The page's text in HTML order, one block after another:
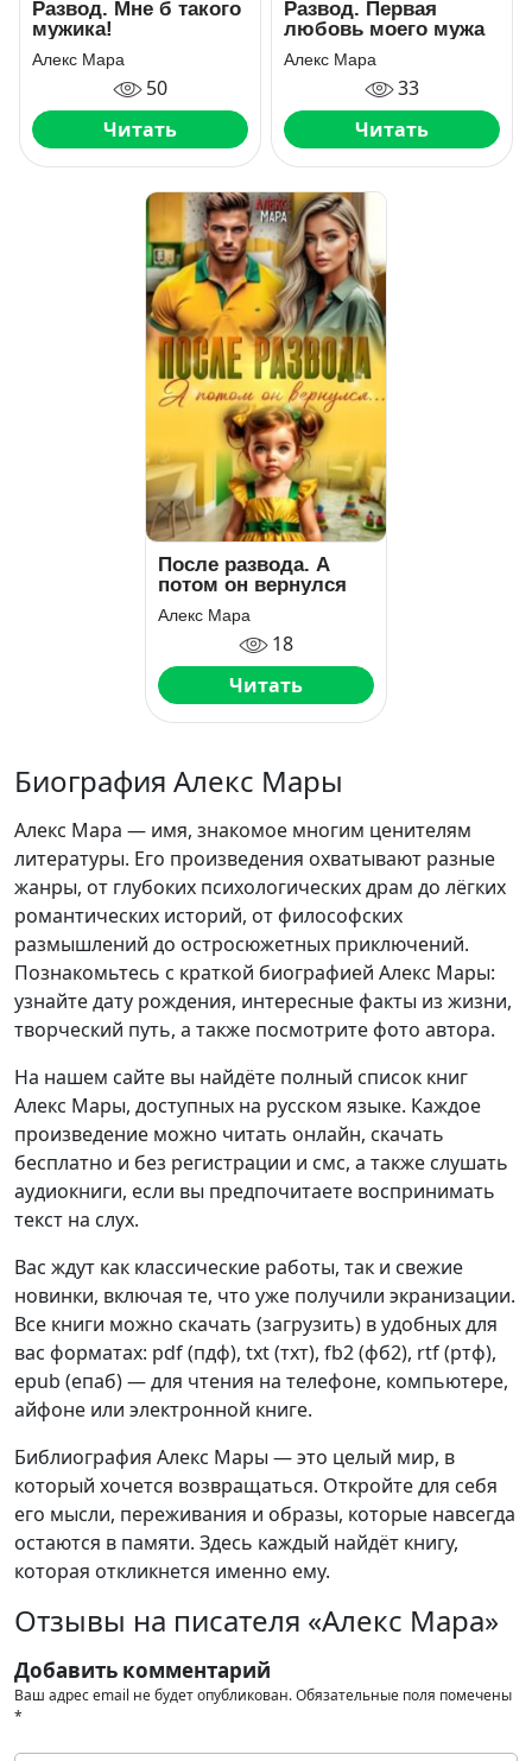
Развод. Мне б такого
мужика!
Алекс Мара
50
Читать
Развод. Первая
любовь моего мужа
Алекс Мара
33
Читать
После развода. А
потом он вернулся
Алекс Мара
18
Читать
Биография Алекс Мары
Алекс Мара — имя, знакомое многим ценителям
литературы. Его произведения охватывают разные
жанры, от глубоких психологических драм до лёгких
романтических историй, от философских
размышлений до остросюжетных приключений.
Познакомьтесь с краткой биографией Алекс Мары:
узнайте дату рождения, интересные факты из жизни,
творческий путь, а также посмотрите фото автора.
На нашем сайте вы найдёте полный список книг
Алекс Мары, доступных на русском языке. Каждое
произведение можно читать онлайн, скачать
бесплатно и без регистрации и смс, а также слушать
аудиокниги, если вы предпочитаете воспринимать
текст на слух.
Вас ждут как классические работы, так и свежие
новинки, включая те, что уже получили экранизации.
Все книги можно скачать (загрузить) в удобных для
вас форматах: pdf (пдф), txt (тхт), fb2 (фб2), rtf (ртф),
epub (епаб) — для чтения на телефоне, компьютере,
айфоне или электронной книге.
Библиография Алекс Мары — это целый мир, в
который хочется возвращаться. Откройте для себя
его мысли, переживания и образы, которые навсегда
остаются в памяти. Здесь каждый найдёт книгу,
которая откликнется именно ему.
Отзывы на писателя «Алекс Мара»
Добавить комментарий
Ваш адрес email не будет опубликован.Обязательные поля помечены
*